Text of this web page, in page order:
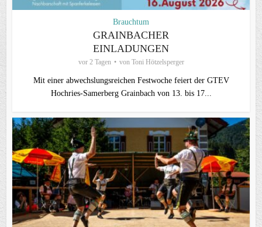
Brauchtum
GRAINBACHER
EINLADUNGEN
vor 2 Tagen von Toni Hötzelsperger
Mit einer abwechslungsreichen Festwoche feiert der GTEV
Hochries-Samerberg Grainbach von 13. bis 17...